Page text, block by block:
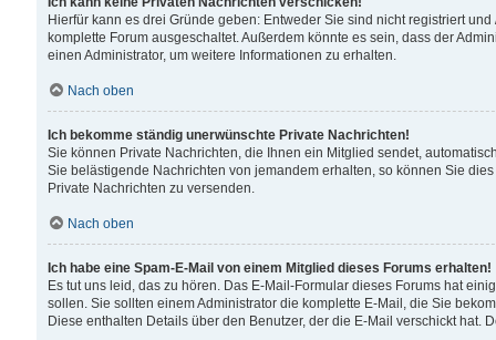
Hierfür kann es drei Gründe geben: Entweder Sie sind nicht registriert
komplette Forum ausgeschaltet. Außerdem könnte es sein, dass der
einen Administrator, um weitere Informationen zu erhalten.
Nach oben
Ich bekomme ständig unerwünschte Private Nachrichten!
Sie können Private Nachrichten, die Ihnen ein Mitglied sendet,
Sie belästigende Nachrichten von jemandem erhalten, so können Sie
Private Nachrichten zu versenden.
Nach oben
Ich habe eine Spam-E-Mail von einem Mitglied dieses Forums erhalten!
Es tut uns leid, das zu hören. Das E-Mail-Formular dieses Forums hat
sollen. Sie sollten einem Administrator die komplette E-Mail, die Sie
Diese enthalten Details über den Benutzer, der die E-Mail verschickt hat.